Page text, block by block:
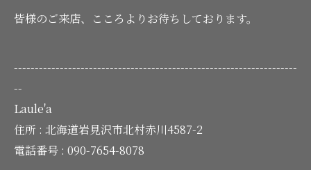
皆様のご来店、こころよりお待ちしております。
--------------------------------------------------------------------
--
Laule'a
住所 : 北海道岩見沢市北村赤川4587-2
電話番号 : 090-7654-8078